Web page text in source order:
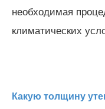
необходимая
климатических
Какую толщину